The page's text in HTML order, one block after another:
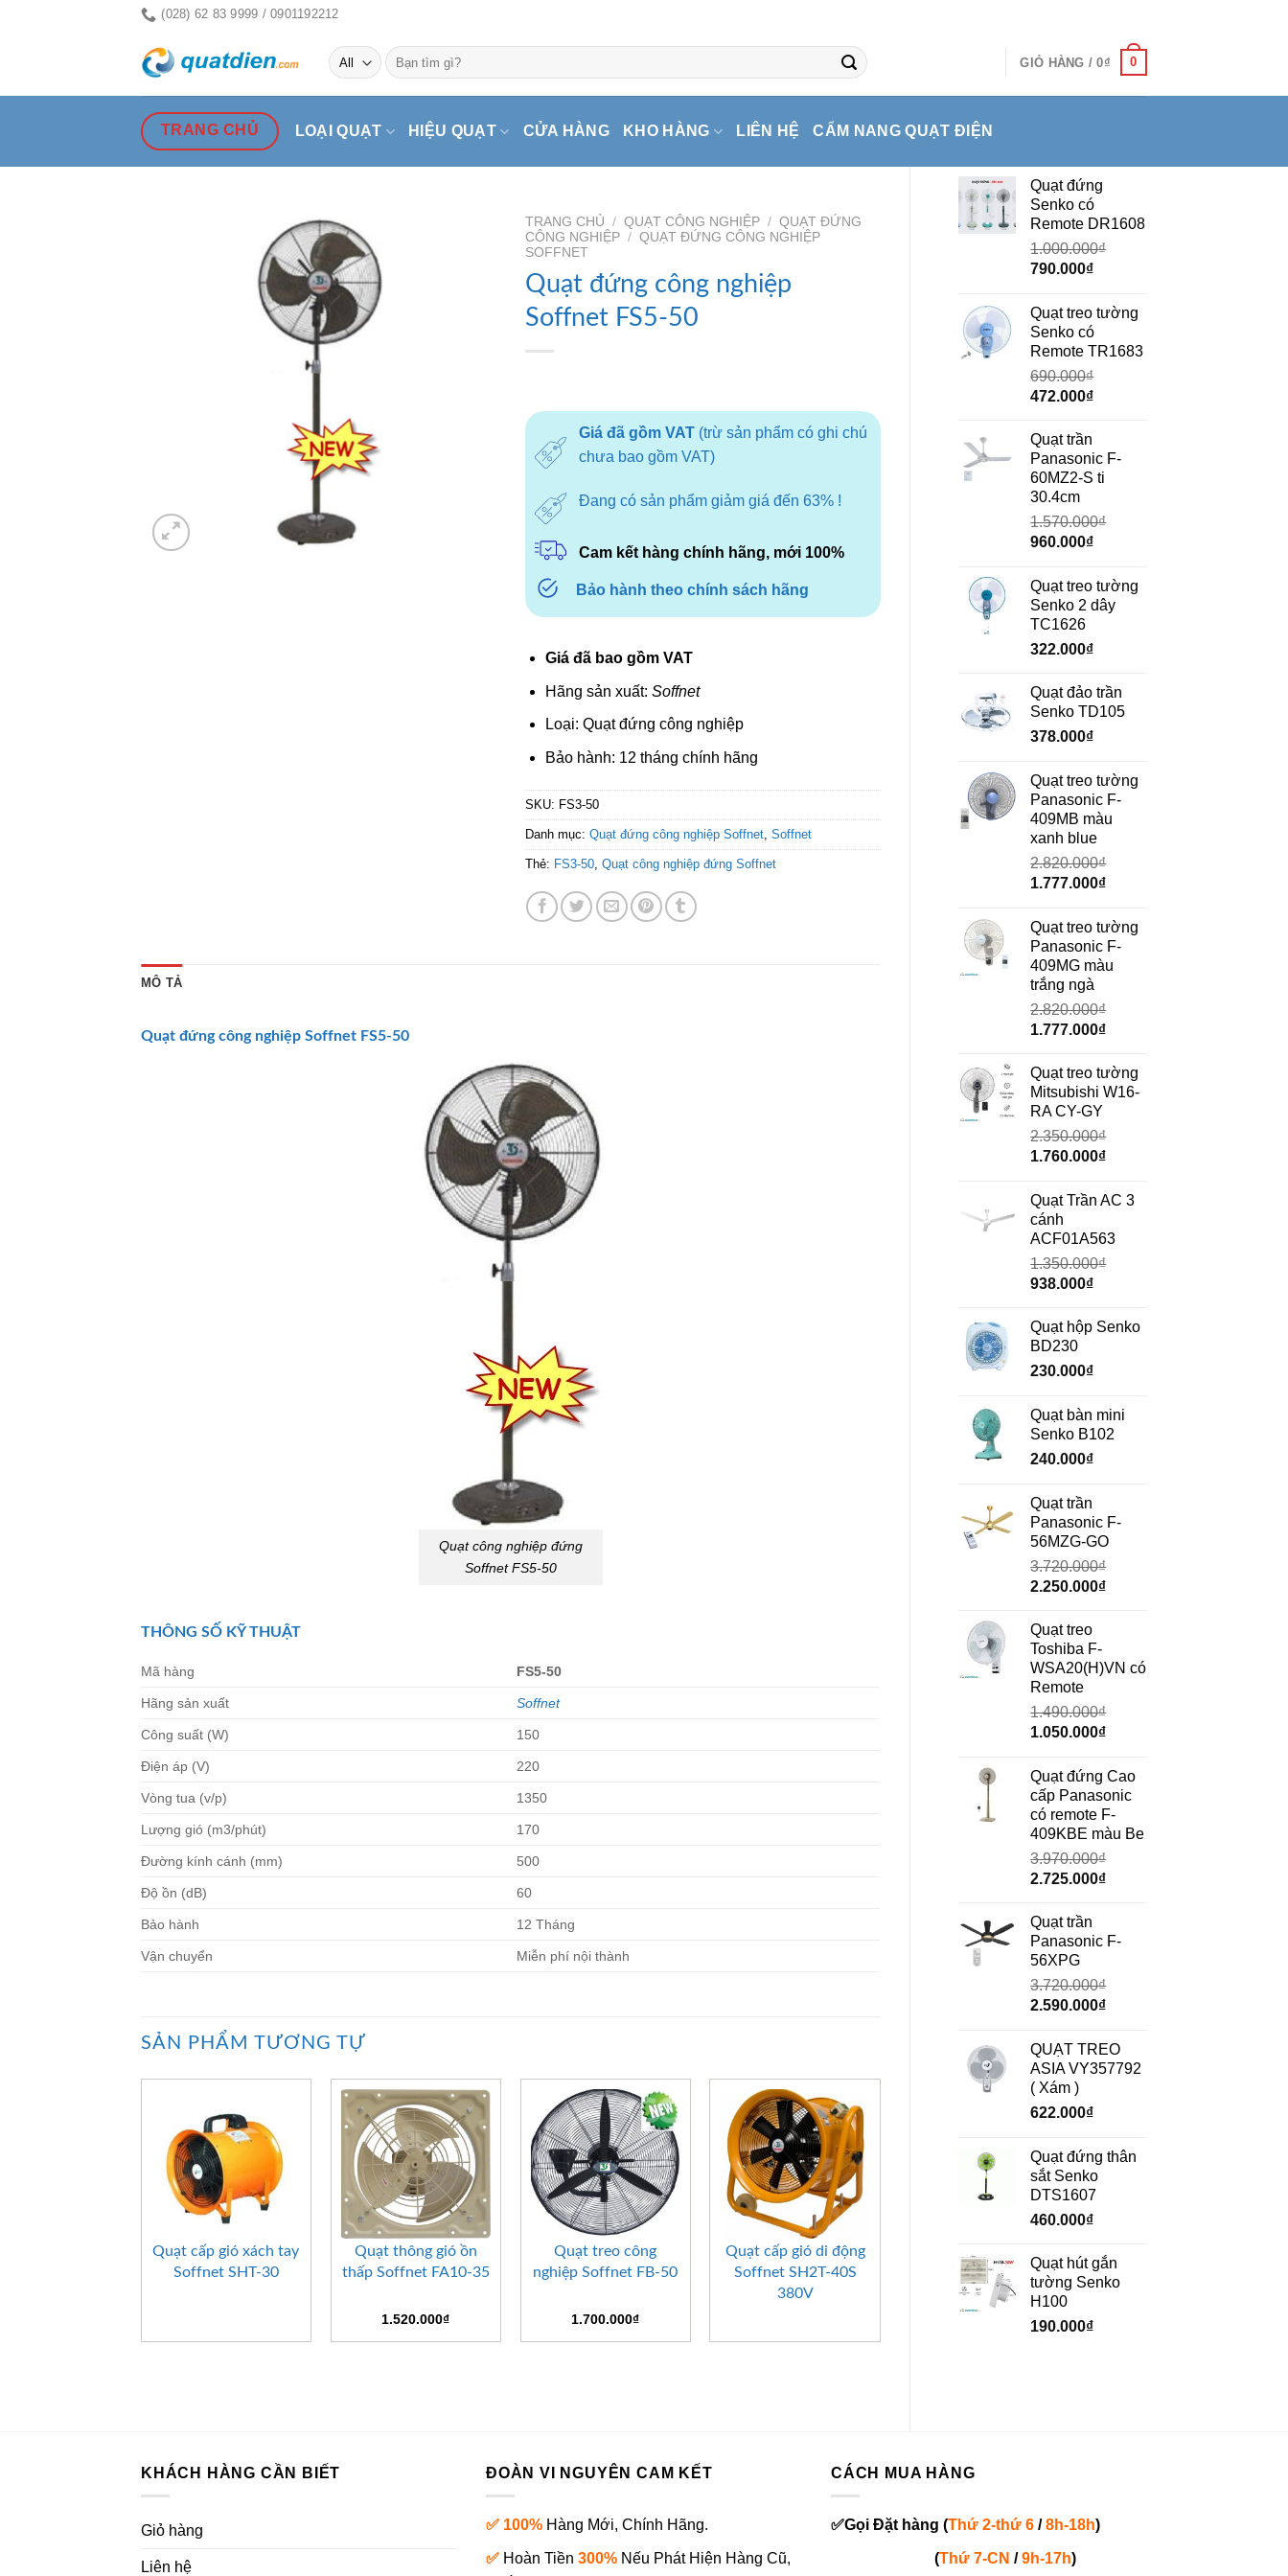
(028) 62 83 9999 / 0901192212
Tìm
kiếm:
GIỎ HÀNG /0₫ 0
TRANG CHỦ LOẠI QUẠT HIỆU QUẠT CỬA HÀNG KHO HÀNG LIÊN HỆ CẨM NANG QUẠT ĐIỆN
Quạt đứng
Senko có
Remote DR1608
1.000.000₫
Giá
là:
1.000.000₫.
790.000₫Giá
tại
là:
790.000₫.
Quạt treo tường
Senko có
Remote TR1683
690.000₫
Giá
là:
690.000₫.
472.000₫Giá
là:
472.000₫.
Quạt trần
Panasonic F-
60MZ2-S ti
30.4cm
1.570.000₫
Giá
là:
1.570.000₫.
960.000₫Giá
tại
là:
Quạt treo tường
Senko 2 dây
TC1626
322.000₫
Quạt đảo trần
Senko TD105
378.000₫
Quạt treo tường
Panasonic F-
409MB màu
xanh blue
2.820.000₫
Giá
là:
2.820.000₫.
1.777.000₫Giá
tại
là:
1.777.000₫.
Quạt treo tường
Panasonic F-
409MG màu
trắng ngà
2.820.000₫
Giá
là:
2.820.000₫.
1.777.000₫Giá
tại
là:
Quạt treo tường
Mitsubishi W16-
RA CY-GY
2.350.000₫
Giá
là:
2.350.000₫.
1.760.000₫Giá
tại
1.760.000₫.
Quạt Trần AC 3
cánh
ACF01A563
1.350.000₫
Giá
là:
1.350.000₫.
938.000₫Giá
tại
938.000₫.
Quạt hộp Senko
BD230
230.000₫
Quạt bàn mini
Senko B102
240.000₫
Quạt trần
Panasonic F-
56MZG-GO
3.720.000₫
Giá
là:
3.720.000₫.
2.250.000₫Giá
2.250.000₫.
Quạt treo
Toshiba F-
WSA20(H)VN có
Remote
1.490.000₫
Giá
là:
1.490.000₫.
1.050.000₫Giá
tại
là:
1.050.000₫.
Quạt đứng Cao
cấp Panasonic
có remote F-
409KBE màu Be
3.970.000₫
Giá
là:
3.970.000₫.
2.725.000₫Giá
là:
Quạt trần
Panasonic F-
56XPG
3.720.000₫
Giá
là:
3.720.000₫.
2.590.000₫Giá
tại
là:
QUẠT TREO
ASIA VY357792
( Xám )
622.000₫
Quạt đứng thân
sắt Senko
DTS1607
460.000₫
Quạt hút gắn
tường Senko
H100
190.000₫
TRANG CHỦ / QUẠT CÔNG NGHIỆP / QUẠT ĐỨNG
CÔNG NGHIỆP / QUẠT ĐỨNG CÔNG NGHIỆP
SOFFNET
Quạt đứng công nghiệp
Soffnet FS5-50
Giá đã gồm VAT(trừ sản phẩm có ghi chú
chưa bao gồm VAT)
Đang có sản phẩm giảm giá đến 63% !
Cam kết hàng chính hãng, mới 100%
Bảo hành theo chính sách hãng
Giá đã bao gồm VAT
Hãng sản xuất: Soffnet
Loại: Quạt đứng công nghiệp
Bảo hành: 12 tháng chính hãng
SKU: FS3-50
Danh mục: Quạt đứng công nghiệp Soffnet, Soffnet
Thẻ: FS3-50, Quạt công nghiệp đứng Soffnet
MÔ TẢ
Quạt đứng công nghiệp Soffnet FS5-50
Quạt công nghiệp đứng
Soffnet FS5-50
THÔNG SỐ KỸ THUẬT
Mã hàng FS5-50
Hãng sản xuất Soffnet
Công suất (W) 150
Điện áp (V) 220
Vòng tua (v/p) 1350
Lượng gió (m3/phút) 170
Đường kính cánh (mm) 500
Độ ồn (dB) 60
Bảo hành 12 Tháng
Vận chuyển Miễn phí nội thành
SẢN PHẨM TƯƠNG TỰ
Quạt cấp gió xách tay
Soffnet SHT-30
+
Quạt thông gió ồn
thấp Soffnet FA10-35
1.520.000₫
+
Quạt treo công
nghiệp Soffnet FB-50
1.700.000₫
+
Quạt cấp gió di động
Soffnet SH2T-40S
380V
HẾT HÀNG
sương đĩa xoay
Soffnet FBPS-75
nghiệp Soffnet FB-60
KHÁCH HÀNG CẦN BIẾT
Giỏ hàng
Liên hệ
ĐOÀN VI NGUYÊN CAM KẾT
✅ 100% Hàng Mới, Chính Hãng.
✅ Hoàn Tiền 300% Nếu Phát Hiện Hàng Cũ,
CÁCH MUA HÀNG
✅Gọi Đặt hàng (Thứ 2-thứ 6 /8h-18h)
(Thứ 7-CN /9h-17h)